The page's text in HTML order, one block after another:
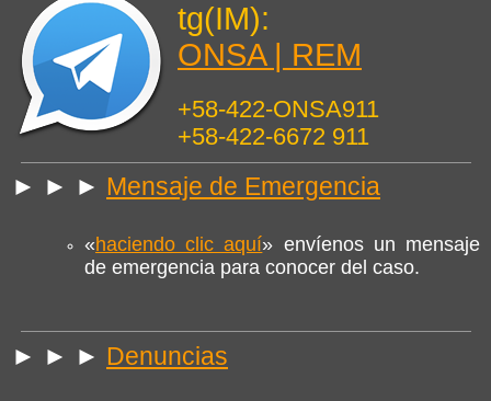
tg(IM):
ONSA | REM
+58-422-ONSA911
+58-422-6672 911
► ► ► Mensaje de Emergencia
«haciendo clic aquí» envíenos un mensaje
de emergencia para conocer del caso.
► ► ► Denuncias